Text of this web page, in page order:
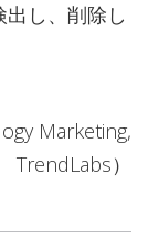
し、削除し
Marketing,
TrendLabs）